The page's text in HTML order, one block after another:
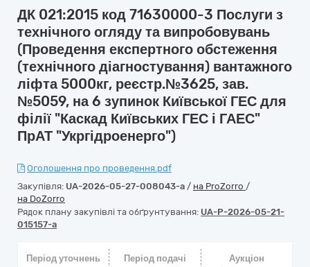
ДК 021:2015 код 71630000-3 Послуги з
технічного огляду та випробовувань
(Проведення експертного обстеження
(технічного діагностування) вантажного
ліфта 5000кг, реєстр.№3625, зав.
№5059, на 6 зупинок Київської ГЕС для
філії "Каскад Київських ГЕС і ГАЕС"
ПрАТ "Укргідроенерго")
Оголошення про проведення.pdf
Закупівля: UA-2026-05-27-008043-a / на ProZorro /
на DoZorro
Рядок плану закупівлі та обґрунтування: UA-P-2026-05-21-
015157-a
Період уточнень
Період подачі
Аукціон